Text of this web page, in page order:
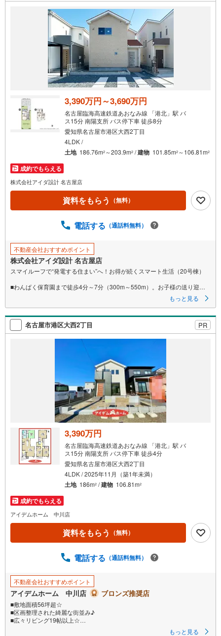
3,390万円～3,690万円
名古屋臨海高速鉄道あおなみ線 「港北」駅 バ
ス15分 南陽支所 バス停下車 徒歩8分
愛知県名古屋市港区大西2丁目
4LDK /
土地 186.76m2 ～203.9m2 /建物 101.85m2 ～106.81m2
成約でもらえる
株式会社アイダ設計 名古屋店
資料をもらう （無料）
電話する （通話料無料）
不動産会社おすすめポイント
株式会社アイダ設計 名古屋店
スマイルーフで“発電する住まい”へ！お得が続くスマート生活（20号棟）
■わんぱく保育園まで徒歩4分～7分（300m～550m）。お子様の送り迎え
■ハンモックを置いたりBBQを楽しんだりと活用の幅が広がる大きさのバル
コニー
■駐車場は最大3台駐車可能となっています
もっと見る
名古屋市港区大西2丁目 PR
3,390万円
名古屋臨海高速鉄道あおなみ線 「港北」駅 バ
ス15分 南陽支所 バス停下車 徒歩4分
愛知県名古屋市港区大西2丁目
4LDK / 2025年11月（築1年未満）
土地 186m2 /建物 106.81m2
成約でもらえる
アイデムホーム 中川店
資料をもらう （無料）
電話する （通話料無料）
不動産会社おすすめポイント
アイデムホーム 中川店 ブロンズ推奨店
■敷地面積56坪超☆
■区画整理された綺麗な街並み♪
■広々リビング19帖以上☆
もっと見る